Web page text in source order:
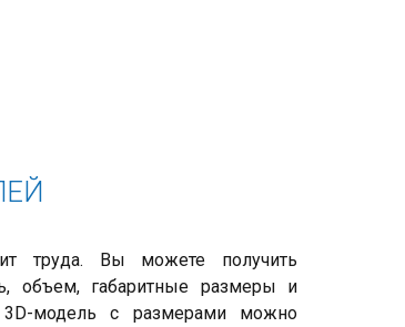
труда. Вы можете получить
объем, габаритные размеры и
3D-модель с размерами можно